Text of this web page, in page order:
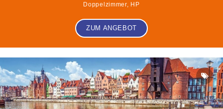
Doppelzimmer, HP
ZUM ANGEBOT